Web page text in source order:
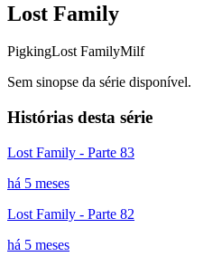
Lost Family
PigkingLost FamilyMilf
Sem sinopse da série disponível.
Histórias desta série
Lost Family - Parte 83
há 5 meses
Lost Family - Parte 82
há 5 meses